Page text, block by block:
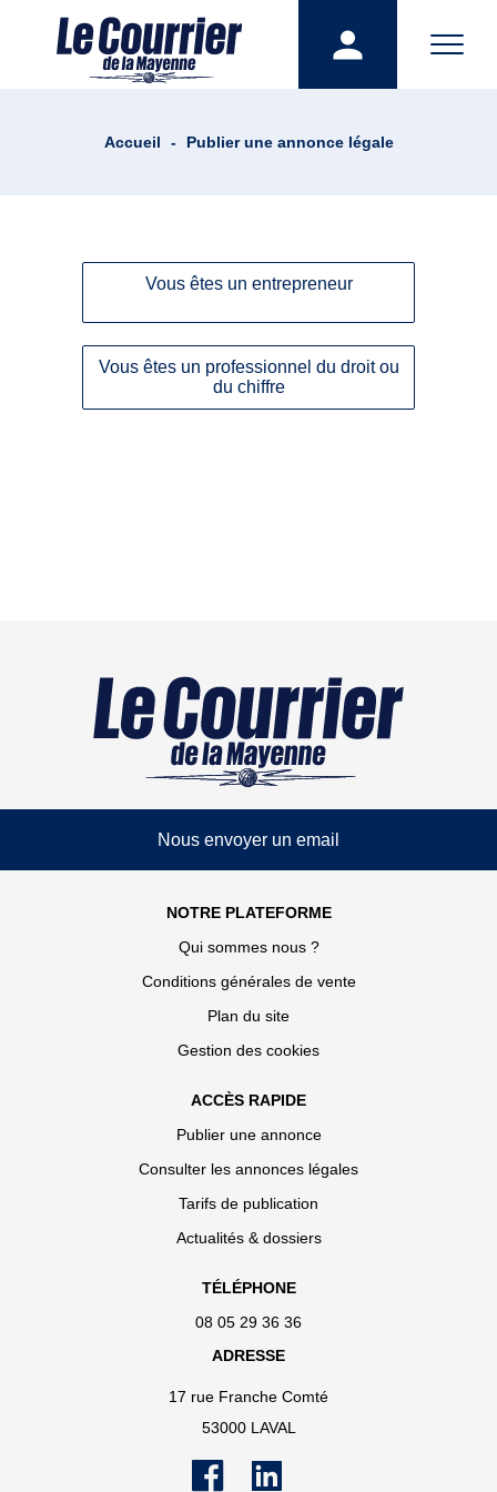
Accueil - Publier une annonce légale
Vous êtes un entrepreneur
Vous êtes un professionnel du droit ou
du chiffre
Nous envoyer un email
NOTRE PLATEFORME
Qui sommes nous ?
Conditions générales de vente
Plan du site
Gestion des cookies
ACCÈS RAPIDE
Publier une annonce
Consulter les annonces légales
Tarifs de publication
Actualités & dossiers
TÉLÉPHONE
08 05 29 36 36
ADRESSE
17 rue Franche Comté
53000 LAVAL